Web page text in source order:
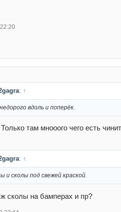
: ↑
вдоль и поперёк.
там мнооого чего есть
: ↑
и сколы под свежей краской.
сколы на бамперах и пр?